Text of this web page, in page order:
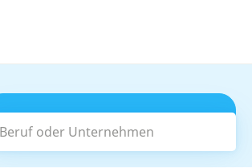
oder Unternehmen
Suchen